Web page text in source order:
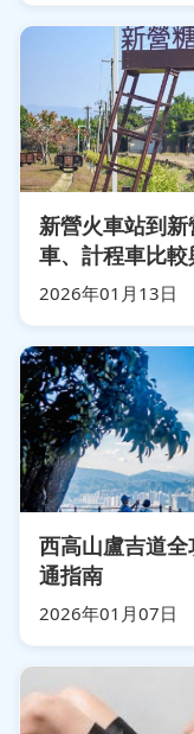
新營火車站到
車、計程車比
2026年01月13日
西高山盧吉道
通指南
2026年01月07日